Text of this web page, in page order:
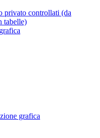
privato controllati (da
tabelle)
grafica